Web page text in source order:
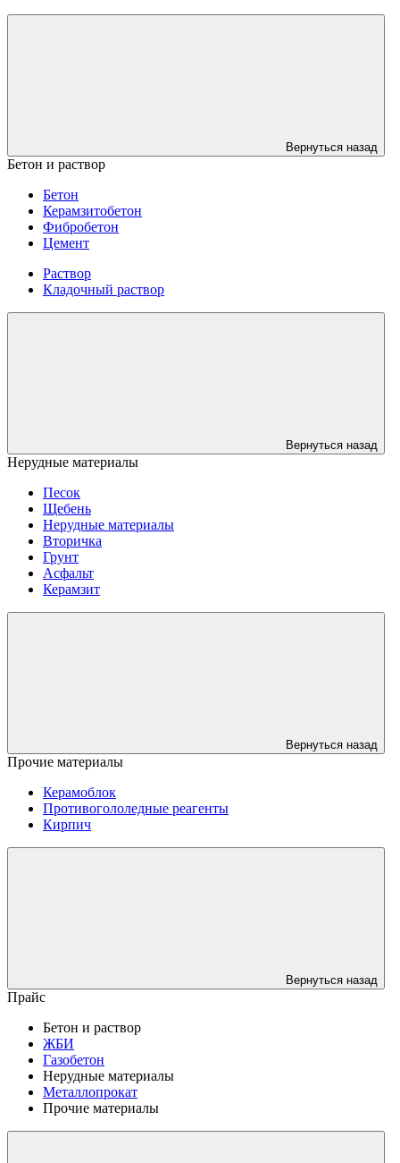
Вернуться назад
Бетон и раствор
Бетон
Керамзитобетон
Фибробетон
Цемент
Раствор
Кладочный раствор
Вернуться назад
Нерудные материалы
Песок
Щебень
Нерудные материалы
Вторичка
Грунт
Асфальт
Керамзит
Вернуться назад
Прочие материалы
Керамоблок
Противогололедные реагенты
Кирпич
Вернуться назад
Прайс
Бетон и раствор
ЖБИ
Газобетон
Нерудные материалы
Металлопрокат
Прочие материалы